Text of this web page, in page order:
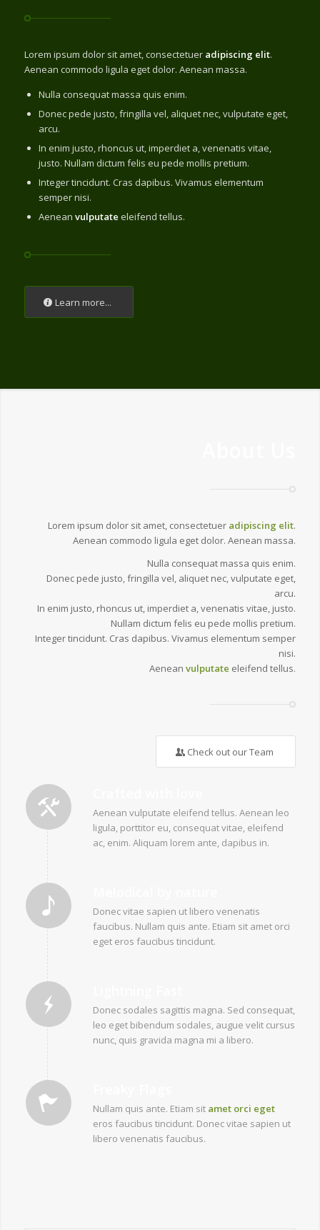
Lorem ipsum dolor sit amet, consectetuer adipiscing elit.
Aenean commodo ligula eget dolor. Aenean massa.
Nulla consequat massa quis enim.
Donec pede justo, fringilla vel, aliquet nec, vulputate eget,
arcu.
In enim justo, rhoncus ut, imperdiet a, venenatis vitae,
justo. Nullam dictum felis eu pede mollis pretium.
Integer tincidunt. Cras dapibus. Vivamus elementum
semper nisi.
Aenean vulputate eleifend tellus.
Learn more...
Lorem ipsum dolor sit amet, consectetuer adipiscing elit.
Aenean commodo ligula eget dolor. Aenean massa.
Nulla consequat massa quis enim.
Donec pede justo, fringilla vel, aliquet nec, vulputate eget,
arcu.
In enim justo, rhoncus ut, imperdiet a, venenatis vitae, justo.
Nullam dictum felis eu pede mollis pretium.
Integer tincidunt. Cras dapibus. Vivamus elementum semper
nisi.
Aeneanvulputate eleifend tellus.
Check out our Team
Aenean vulputate eleifend tellus. Aenean leo
ligula, porttitor eu, consequat vitae, eleifend
ac, enim. Aliquam lorem ante, dapibus in.
Donec vitae sapien ut libero venenatis
faucibus. Nullam quis ante. Etiam sit amet orci
eget eros faucibus tincidunt.
Donec sodales sagittis magna. Sed consequat,
leo eget bibendum sodales, augue velit cursus
nunc, quis gravida magna mi a libero.
Nullam quis ante. Etiam sit amet orci eget
eros faucibus tincidunt. Donec vitae sapien ut
libero venenatis faucibus.